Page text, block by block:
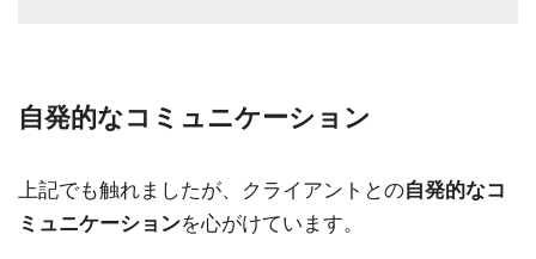
自発的なコミュニケーション
上記でも触れましたが、クライアントとの自発的なコ
ミュニケーションを心がけています。